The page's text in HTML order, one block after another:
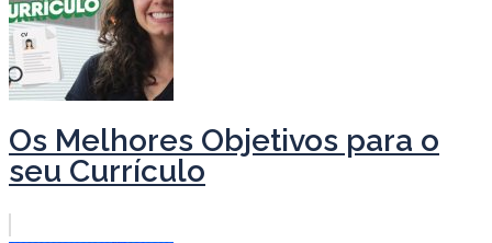
Os Melhores Objetivos para o
seu Currículo